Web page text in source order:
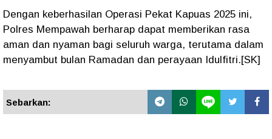
Dengan keberhasilan Operasi Pekat Kapuas 2025 ini,
Polres Mempawah berharap dapat memberikan rasa
aman dan nyaman bagi seluruh warga, terutama dalam
menyambut bulan Ramadan dan perayaan Idulfitri.[SK]
Sebarkan: